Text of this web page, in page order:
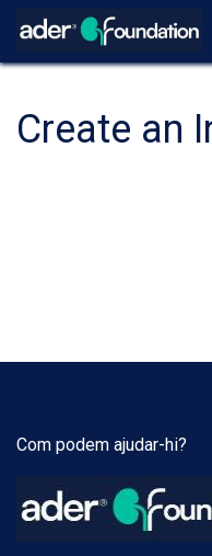
Ir al contenido
Create an
Com podem ajudar-hi?